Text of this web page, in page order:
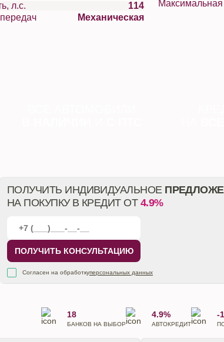
Мощность, л.с.
114
Коробка передач
Механическая
ПОЛУЧИТЬ ИНДИВИДУАЛЬНОЕ
НА ПОКУПКУ В КРЕДИТ ОТ 4.9%
ПОЛУЧИТЬ КОНСУЛЬТАЦИЮ
Согласен на обработкуперсональных данных
18
БАНКОВ НА ВЫБОР
4.9%
АВТОКРЕДИТ
-